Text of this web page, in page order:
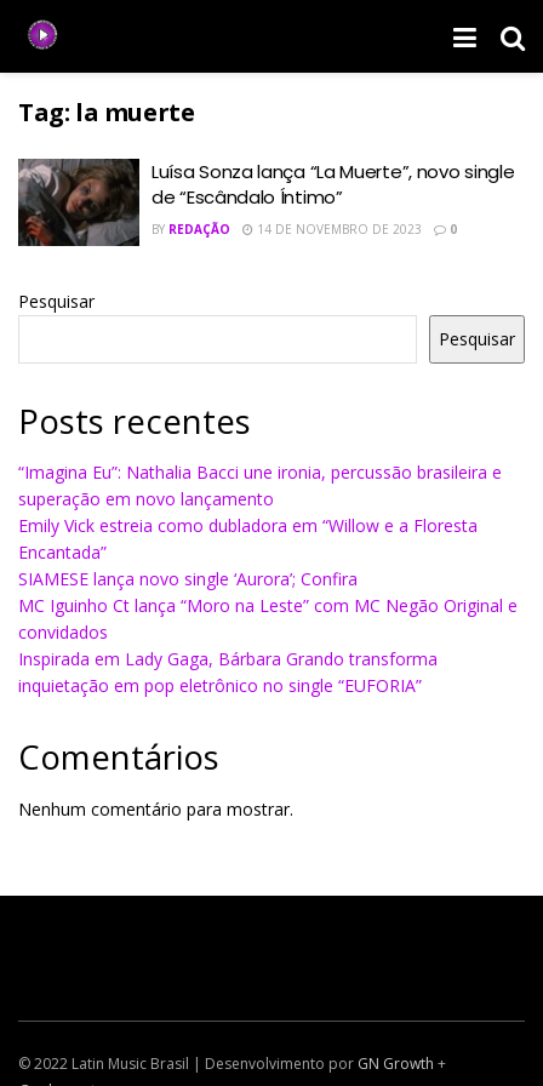
Tag: la muerte
Luísa Sonza lança “La Muerte”, novo single
de “Escândalo Íntimo”
BY REDAÇÃO 14 DE NOVEMBRO DE 2023 0
Pesquisar
Pesquisar
Posts recentes
“Imagina Eu”: Nathalia Bacci une ironia, percussão brasileira e
superação em novo lançamento
Emily Vick estreia como dubladora em “Willow e a Floresta
Encantada”
SIAMESE lança novo single ‘Aurora’; Confira
MC Iguinho Ct lança “Moro na Leste” com MC Negão Original e
convidados
Inspirada em Lady Gaga, Bárbara Grando transforma
inquietação em pop eletrônico no single “EUFORIA”
Comentários
Nenhum comentário para mostrar.
© 2022 Latin Music Brasil | Desenvolvimento por GN Growth +